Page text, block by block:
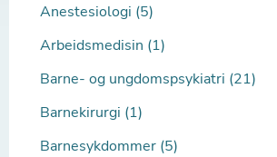
Anestesiologi (5)
Arbeidsmedisin (1)
Barne- og ungdomspsykiatri (21)
Barnekirurgi (1)
Barnesykdommer (5)